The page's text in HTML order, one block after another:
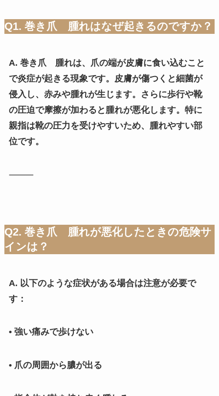
Q1. 巻き爪 腫れはなぜ起きるのですか？
A. 巻き爪 腫れは、爪の端が皮膚に食い込むこと
で炎症が起きる現象です。皮膚が傷つくと細菌が
侵入し、赤みや腫れが生じます。さらに歩行や靴
の圧迫で摩擦が加わると腫れが悪化します。特に
親指は靴の圧力を受けやすいため、腫れやすい部
位です。
⸻
Q2. 巻き爪 腫れが悪化したときの危険サ
インは？
A. 以下のような症状がある場合は注意が必要で
す：
• 強い痛みで歩けない
• 爪の周囲から膿が出る